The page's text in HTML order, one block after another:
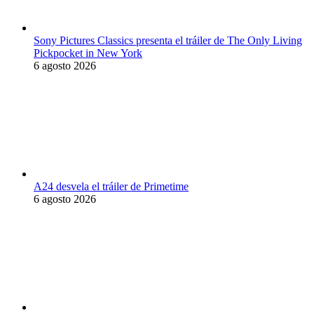
Sony Pictures Classics presenta el tráiler de The Only Living
Pickpocket in New York
6 agosto 2026
A24 desvela el tráiler de Primetime
6 agosto 2026